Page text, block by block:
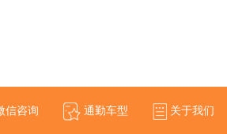
信咨询 通勤车型 关于我们